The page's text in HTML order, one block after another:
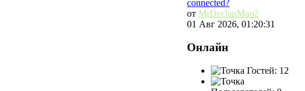
connected?
от MrDeclanMan2
01 Авг 2026, 01:20:31
Онлайн
Гостей: 12